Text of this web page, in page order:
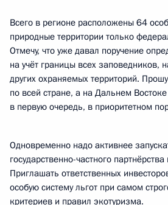
Всего в регионе расположены 64
природные территории только
Отмечу, что уже давал поручение
на учёт границы всех заповедников,
других охраняемых территорий.
по всей стране, а на Дальнем
в первую очередь, в приоритетном
Одновременно надо активнее
государственно-частного
Приглашать ответственных
особую систему льгот при самом
критериев и правил экотуризма.